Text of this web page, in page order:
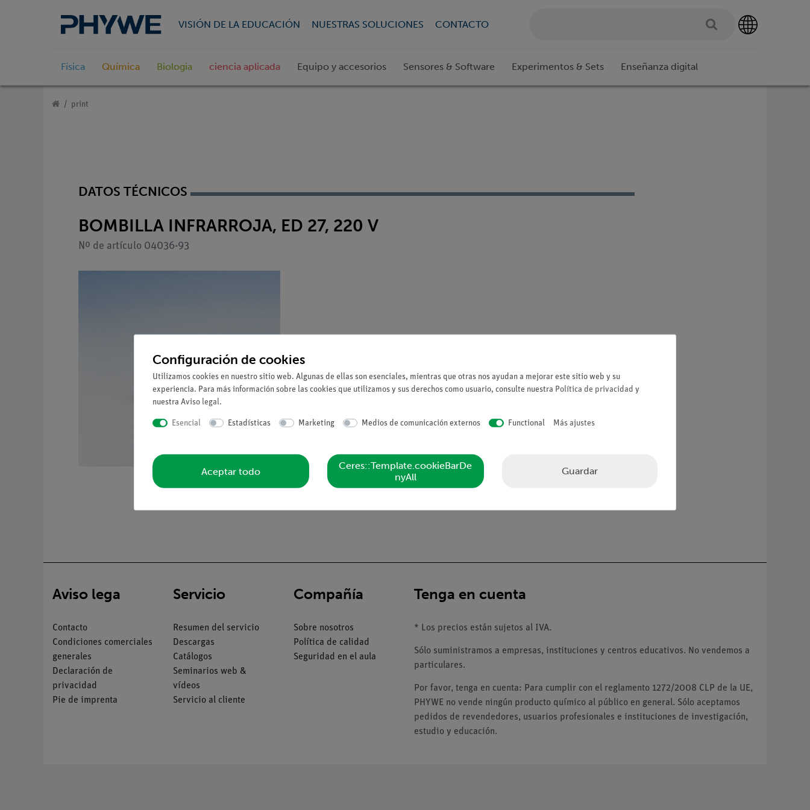
VISIÓN DE LA EDUCACIÓN NUESTRAS SOLUCIONES CONTACTO
Física Química Biologia ciencia aplicada Equipo y accesorios Sensores & Software Experimentos & Sets Enseñanza digital
print
DATOS TÉCNICOS
BOMBILLA INFRARROJA, ED 27, 220 V
Nº de artículo 04036-93
Aviso lega
Contacto
Condiciones comerciales
generales
Declaración de
privacidad
Pie de imprenta
Servicio
Resumen del servicio
Descargas
Catálogos
Seminarios web &
vídeos
Servicio al cliente
Compañía
Sobre nosotros
Política de calidad
Seguridad en el aula
Tenga en cuenta
* Los precios están sujetos al IVA.
Sólo suministramos a empresas, instituciones y centros educativos. No vendemos a
particulares.
Por favor, tenga en cuenta: Para cumplir con el reglamento 1272/2008 CLP de la UE,
PHYWE no vende ningún producto químico al público en general. Sólo aceptamos
pedidos de revendedores, usuarios profesionales e instituciones de investigación,
estudio y educación.
Configuración de cookies
Utilizamos cookies en nuestro sitio web. Algunas de ellas son esenciales, mientras que otras nos ayudan a mejorar este sitio web y su
experiencia. Para más información sobre las cookies que utilizamos y sus derechos como usuario, consulte nuestra Política de privacidad y
nuestra Aviso legal.
Esencial Estadísticas Marketing Medios de comunicación externos Functional Más ajustes
Aceptar todo
Ceres::Template.cookieBarDe
nyAll
Guardar